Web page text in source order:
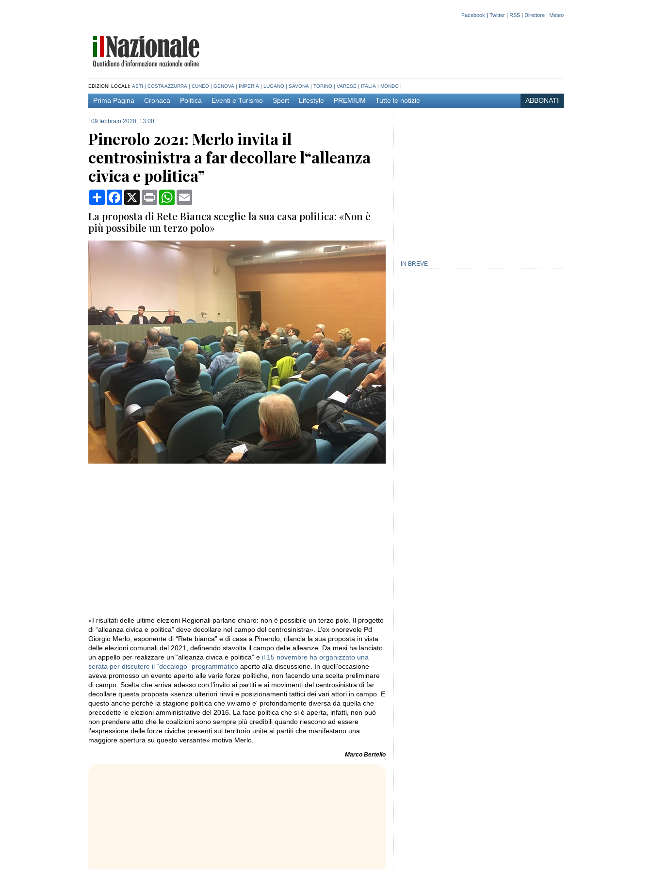
Facebook | Twitter | RSS | Direttore | Meteo
EDIZIONI LOCALI: ASTI | COSTA AZZURRA | CUNEO | GENOVA | IMPERIA | LUGANO | SAVONA | TORINO | VARESE | ITALIA | MONDO |
Prima Pagina Cronaca Politica Eventi e Turismo Sport Lifestyle PREMIUM Tutte le notizie ABBONATI
09 febbraio 2020, 13:00
Pinerolo 2021: Merlo invita il
centrosinistra a far decollare l“alleanza
civica e politica”
CondividiFacebook
X Print WhatsApp
La proposta di Rete Bianca sceglie la sua casa politica: «Non è
più possibile un terzo polo»
«I risultati delle ultime elezioni Regionali parlano chiaro: non è possibile un terzo polo. Il progetto
di “alleanza civica e politica” deve decollare nel campo del centrosinistra». L’ex onorevole Pd
Giorgio Merlo, esponente di “Rete bianca” e di casa a Pinerolo, rilancia la sua proposta in vista
delle elezioni comunali del 2021, definendo stavolta il campo delle alleanze. Da mesi ha lanciato
un appello per realizzare un’“alleanza civica e politica” e il 15 novembre ha organizzato una
serata per discutere il “decalogo” programmatico aperto alla discussione. In quell’occasione
aveva promosso un evento aperto alle varie forze politiche, non facendo una scelta preliminare
di campo. Scelta che arriva adesso con l’invito ai partiti e ai movimenti del centrosinistra di far
decollare questa proposta «senza ulteriori rinvii e posizionamenti tattici dei vari attori in campo. E
questo anche perché la stagione politica che viviamo e' profondamente diversa da quella che
precedette le elezioni amministrative del 2016. La fase politica che si è aperta, infatti, non può
non prendere atto che le coalizioni sono sempre più credibili quando riescono ad essere
l'espressione delle forze civiche presenti sul territorio unite ai partiti che manifestano una
maggiore apertura su questo versante» motiva Merlo.
Marco Bertello
IN BREVE